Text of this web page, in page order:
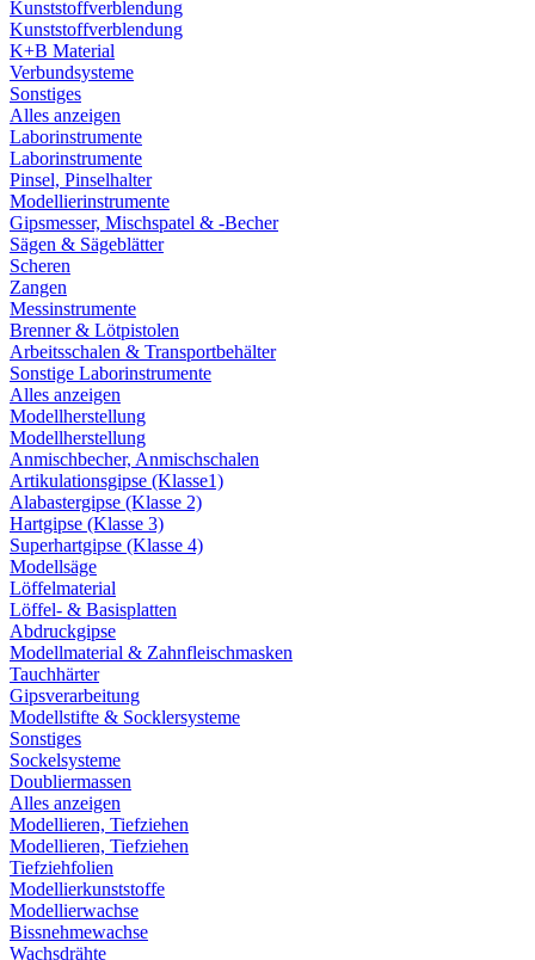
Kunststoffverblendung
Kunststoffverblendung
K+B Material
Verbundsysteme
Sonstiges
Alles anzeigen
Laborinstrumente
Laborinstrumente
Pinsel, Pinselhalter
Modellierinstrumente
Gipsmesser, Mischspatel & -Becher
Sägen & Sägeblätter
Scheren
Zangen
Messinstrumente
Brenner & Lötpistolen
Arbeitsschalen & Transportbehälter
Sonstige Laborinstrumente
Alles anzeigen
Modellherstellung
Modellherstellung
Anmischbecher, Anmischschalen
Artikulationsgipse (Klasse1)
Alabastergipse (Klasse 2)
Hartgipse (Klasse 3)
Superhartgipse (Klasse 4)
Modellsäge
Löffelmaterial
Löffel- & Basisplatten
Abdruckgipse
Modellmaterial & Zahnfleischmasken
Tauchhärter
Gipsverarbeitung
Modellstifte & Socklersysteme
Sonstiges
Sockelsysteme
Doubliermassen
Alles anzeigen
Modellieren, Tiefziehen
Modellieren, Tiefziehen
Tiefziehfolien
Modellierkunststoffe
Modellierwachse
Bissnehmewachse
Wachsdrähte